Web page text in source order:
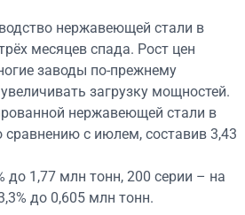
нержавеющей стали в
месяцев спада. Рост цен
заводы по-прежнему
загрузку мощностей.
нержавеющей стали в
с июлем, составив 3,43
до 1,77 млн тонн, 200 серии – на
до 0,605 млн тонн.